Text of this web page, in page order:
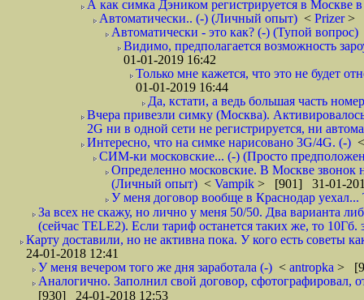
А как симка Дэником регистрируется в Москве
Автоматически.. (-) (Личный опыт) < Prizer>
Автоматически - это как? (-) (Тупой вопрос)
Видимо, предполагается возможность
01-01-2019 16:42
Только мне кажется, что это не будет
01-01-2019 16:44
Да, кстати, а ведь большая часть
Вчера привезли симку (Москва).
2G ни в одной сети не регистрируется, ни
Интересно, что на симке нарисовано 3G/4G. (-)
СИМ-ки московские... (-) (Просто
Определенно московские. В Москве звонок
(Личный опыт) < Vampik > [901] 31-01-
У меня договор вообще в Краснодар
За всех не скажу, но лично у меня 50/50. Два варианта
(сейчас TELE2). Если тариф останется таких же, то
Карту доставили, но не активна пока. У кого есть советы
24-01-2018 12:41
У меня вечером того же дня заработала (-) < antropka >
Аналогично. Заполнил свой договор,
[930] 24-01-2018 12:53